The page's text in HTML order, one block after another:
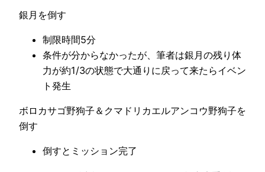
銀月を倒す
制限時間5分
条件が分からなかったが、筆者は銀月の残り体
力が約1/3の状態で大通りに戻って来たらイベン
ト発生
ボロカサゴ野狗子＆クマドリカエルアンコウ野狗子を
倒す
倒すとミッション完了